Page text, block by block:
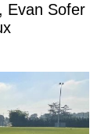
Evan Sofer